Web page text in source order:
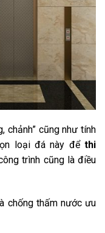
chảnh” cũng như tính
loại đá này để thi
trình cũng là điều
chống thấm nước ưu